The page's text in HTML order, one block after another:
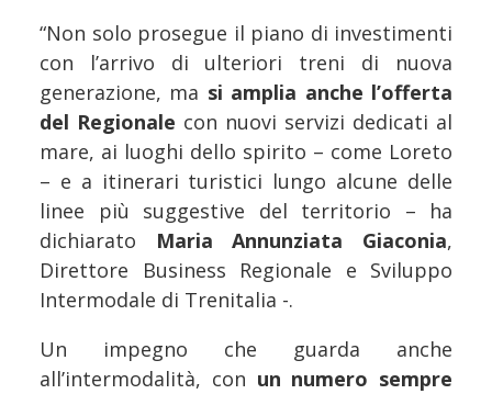
“Non solo prosegue il piano di investimenti
con l’arrivo di ulteriori treni di nuova
generazione, ma si amplia anche l’offerta
del Regionale con nuovi servizi dedicati al
mare, ai luoghi dello spirito – come Loreto
– e a itinerari turistici lungo alcune delle
linee più suggestive del territorio – ha
dichiarato Maria Annunziata Giaconia,
Direttore Business Regionale e Sviluppo
Intermodale di Trenitalia -.
Un impegno che guarda anche
all’intermodalità, con un numero sempre